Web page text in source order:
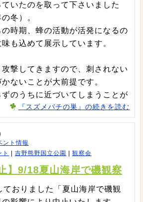
いたのを取って下さいました
冬）。
時期、蜂の活動が活発になるの
も込めて展示しています。
撃してきますので、刺されない
ないことが大前提です。
のうちに近づいてしまうことが
『スズメバチの巣』の続きを読む
ント情報
ト 吉野熊野国立公園 観察会
】9/18夏山海岸で磯観察
ておりました「夏山海岸で磯観